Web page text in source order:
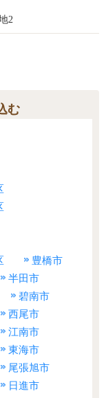
2
む
豊橋市
半田市
碧南市
西尾市
江南市
東海市
尾張旭市
日進市